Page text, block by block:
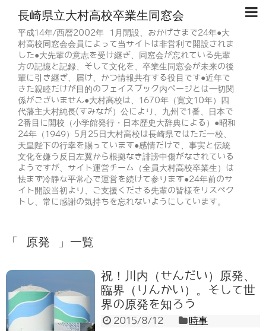
長崎県立大村高校卒業生同窓会
平成14年/西暦2002年 1月開設、おかげさまで24年●大
村高校同窓会会員によって当サイトは非営利で開設されま
した●大先輩の意志を受け継ぎ、同窓会が忘れている先輩
方の記憶と記録、そして文化を、卒業生同窓会が未来の後
輩に引き継ぎ、届け、かつ情報共有する役目です●近年で
きた親睦だけが目的のフェイスブック内ページとは一切関
係がございません●大村高校は、1670年（寛文10年）四
代藩主大村純長(すみなが）公により、九州で1番、日本で
2番目に開校（小学館発行・日本歴史大辞典による）●昭和
24年（1949）5月25日大村高校は長崎県ではただ一校、
天皇陛下の行幸を賜っています●感情だけで、事実と伝統
文化を嫌う反日左翼から根拠なき誹謗中傷がなされている
ようですが、サイト運営チーム（全員大村高校卒業生）は
怯まず冷静な平常心で運営を続けて参ります●24年前のサ
イト開設当初より、ご支援くださる先輩の皆様をリスペク
トし、常に感謝の気持ちを忘れないようにしています。
「 原発 」一覧
祝！川内（せんだい）原発、
臨界（りんかい）。そして世
界の原発を知ろう
2015/8/12
時事